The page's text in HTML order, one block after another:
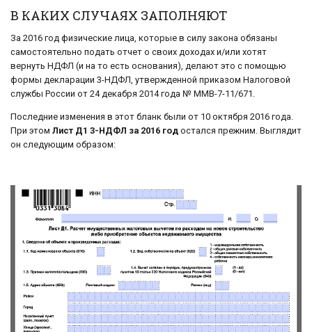
В КАКИХ СЛУЧАЯХ ЗАПОЛНЯЮТ
За 2016 год физические лица, которые в силу закона обязаны
самостоятельно подать отчет о своих доходах и/или хотят
вернуть НДФЛ (и на то есть основания), делают это с помощью
формы декларации 3-НДФЛ, утвержденной приказом Налоговой
службы России от 24 декабря 2014 года № ММВ-7-11/671.
Последние изменения в этот бланк были от 10 октября 2016 года.
При этом Лист Д1 3-НДФЛ за 2016 год остался прежним. Выглядит
он следующим образом: